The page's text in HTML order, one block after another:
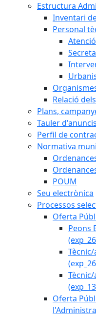
Estructura
Inventari
Personal
Relació
Plans,
Tauler d'anuncis
Perfil de
Normativa
POUM
Seu electrònica
Processos
Oferta
Peons
Oferta